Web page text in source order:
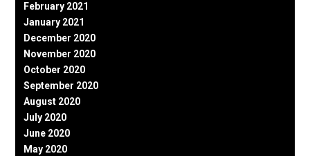
February 2021
January 2021
December 2020
November 2020
October 2020
September 2020
August 2020
July 2020
June 2020
May 2020